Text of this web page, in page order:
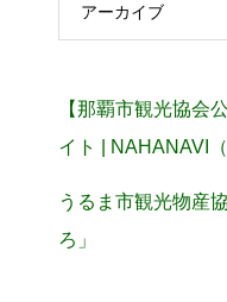
アーカイブ
【那覇市観光協会
イト | NAHANAVI
うるま市観光物産
ろ」